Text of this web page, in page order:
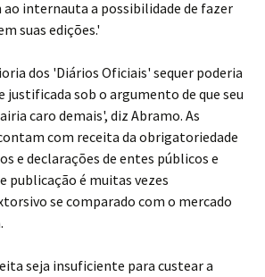
internauta a possibilidade de fazer
suas edições.'
dos 'Diários Oficiais' sequer poderia
sob o argumento de que seu
caro demais', diz Abramo. As
com receita da obrigatoriedade
e declarações de entes públicos e
publicação é muitas vezes
se comparado com o mercado
seja insuficiente para custear a